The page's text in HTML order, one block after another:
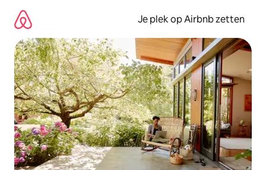
direct
naar
inhoud
Je plek op Airbnb zetten